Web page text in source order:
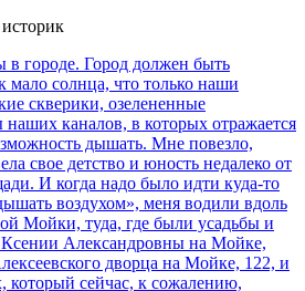
историк
городе. Город должен быть
мало солнца, что только наши
скверики, озелененные
каналов, в которых отражается
дышать. Мне повезло,
свое детство и юность недалеко от
И когда надо было идти куда-то
воздухом», меня водили вдоль
Мойки, туда, где были усадьбы и
Александровны на Мойке,
дворца на Мойке, 122, и
который сейчас, к сожалению,